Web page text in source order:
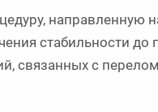
направленную
стабильности
связанных с